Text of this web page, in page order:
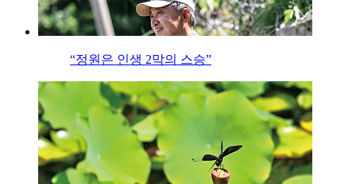
“정원은 인생 2막의 스승”